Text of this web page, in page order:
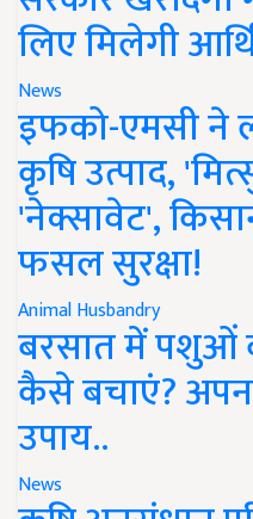
लिए मिलेगी
News
इफको-एमसी ने
कृषि उत्पाद,
'नेक्सावेट',
फसल सुरक्षा!
Animal Husbandry
बरसात में पशुओं
कैसे बचाएं?
उपाय..
News